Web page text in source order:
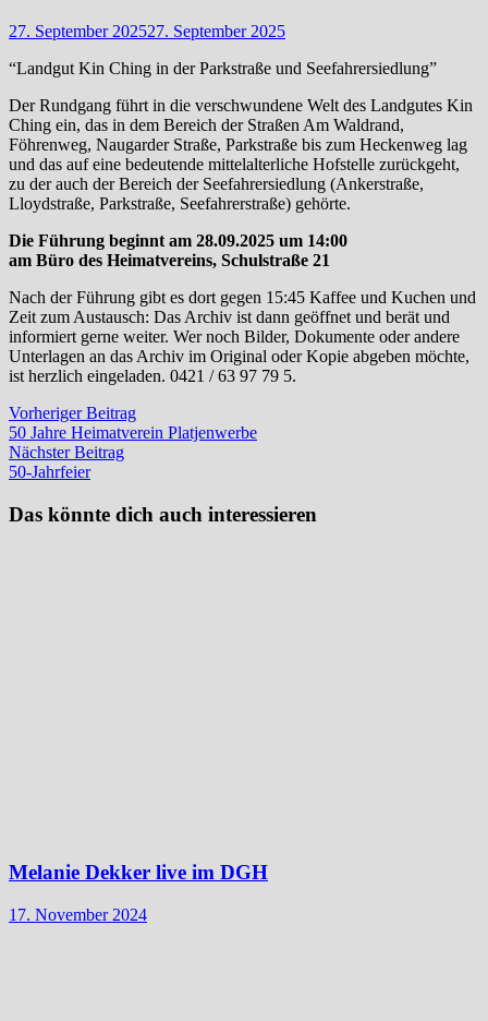
27. September 202527. September 2025
“Landgut Kin Ching in der Parkstraße und Seefahrersiedlung”
Der Rundgang führt in die verschwundene Welt des Landgutes Kin
Ching ein, das in dem Bereich der Straßen Am Waldrand,
Föhrenweg, Naugarder Straße, Parkstraße bis zum Heckenweg lag
und das auf eine bedeutende mittelalterliche Hofstelle zurückgeht,
zu der auch der Bereich der Seefahrersiedlung (Ankerstraße,
Lloydstraße, Parkstraße, Seefahrerstraße) gehörte.
Die Führung beginnt am 28.09.2025 um 14:00
am Büro des Heimatvereins, Schulstraße 21
Nach der Führung gibt es dort gegen 15:45 Kaffee und Kuchen und
Zeit zum Austausch: Das Archiv ist dann geöffnet und berät und
informiert gerne weiter. Wer noch Bilder, Dokumente oder andere
Unterlagen an das Archiv im Original oder Kopie abgeben möchte,
ist herzlich eingeladen. 0421 / 63 97 79 5.
Beitragsnavigation
Vorheriger BeitragVorheriger
Beitrag:
50 Jahre Heimatverein Platjenwerbe
Nächster BeitragNächster
50-Jahrfeier
Das könnte dich auch interessieren
Melanie Dekker live im DGH
17. November 2024